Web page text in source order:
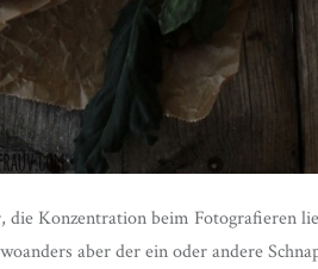
die Konzentration beim Fotografieren
aber der ein oder andere